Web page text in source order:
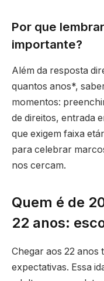
Por que
importante?
Além da resposta
quantos anos*,
momentos:
de direitos, entrada
que exigem faixa
para celebrar
nos cercam.
Quem é de
22 anos:
Chegar aos 22 anos
expectativas. Essa